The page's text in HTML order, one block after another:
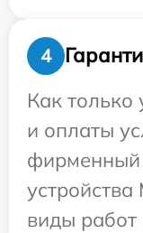
4
Как только
и оплаты
фирменный
виды работ